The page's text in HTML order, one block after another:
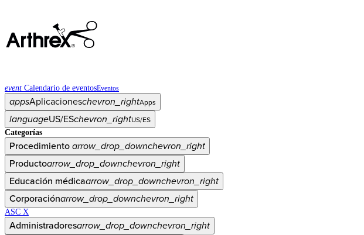
event Calendario de eventosEventos
appsAplicacioneschevron_rightApps
languageUS/ESchevron_rightUS/ES
Categorías
Procedimientoarrow_drop_downchevron_right
Productoarrow_drop_downchevron_right
Educación médicaarrow_drop_downchevron_right
Corporaciónarrow_drop_downchevron_right
ASC X
Administradoresarrow_drop_downchevron_right